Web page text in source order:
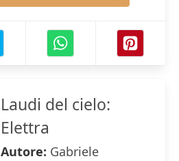
Laudi del cielo:
Elettra
Autore: Gabriele